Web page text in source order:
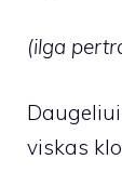
(ilga
viskas